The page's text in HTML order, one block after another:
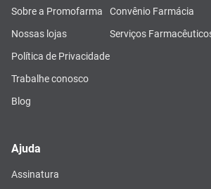
Sobre a Promofarma
Nossas lojas
Política de Privacidade
Trabalhe conosco
Blog
Convênio Farmácia
Serviços
Ajuda
Assinatura